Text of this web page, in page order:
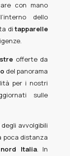
con mano
dello
ditapparelle
offerte da
del panorama
per i nostri
sulle
avvolgibili
poca distanza
nord Italia. In